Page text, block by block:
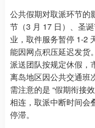
公共假期对取派环节的
节（3 月 17 日）、圣
业，取件服务暂停 1-2
能因网点积压延迟发货
派送团队按规定休假，
离岛地区因公共交通班
需注意的是 “假期衔接
相连，取派中断时间会
停滞。